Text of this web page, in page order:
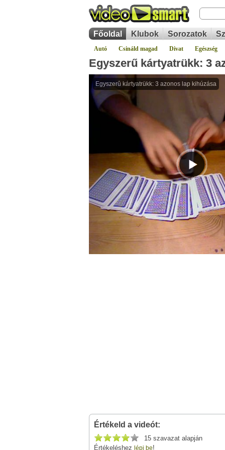
Főoldal Klubok Sorozatok
Autó Csináld magad Divat Egészség
Egyszerű kártyatrükk: 3
Értékeld a videót:
15 szavazat alapján
Értékeléshez lépj be!